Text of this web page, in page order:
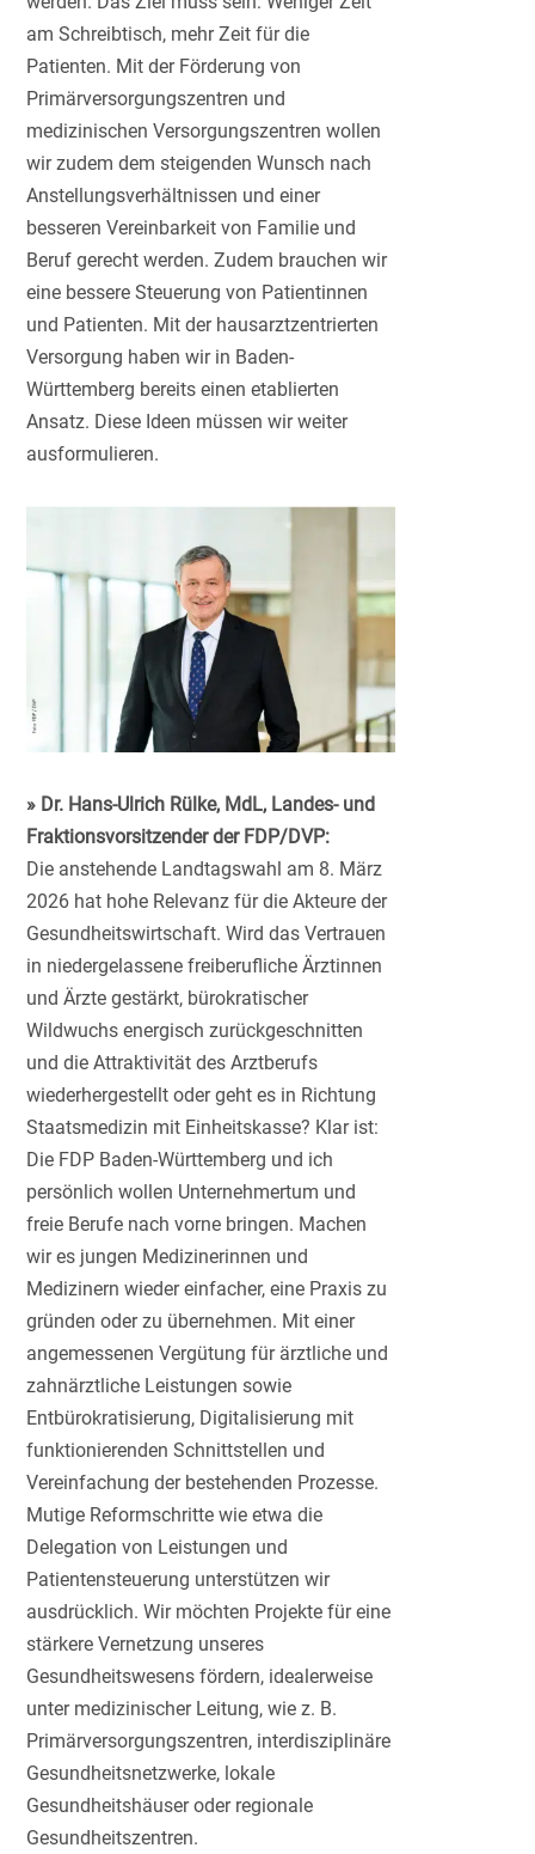
am Schreibtisch, mehr Zeit für die
Patienten. Mit der Förderung von
Primärversorgungszentren und
medizinischen Versorgungszentren wollen
wir zudem dem steigenden Wunsch nach
Anstellungsverhältnissen und einer
besseren Vereinbarkeit von Familie und
Beruf gerecht werden. Zudem brauchen wir
eine bessere Steuerung von Patientinnen
und Patienten. Mit der hausarztzentrierten
Versorgung haben wir in Baden-
Württemberg bereits einen etablierten
Ansatz. Diese Ideen müssen wir weiter
ausformulieren.
» Dr. Hans-Ulrich Rülke, MdL, Landes- und
Fraktionsvorsitzender der FDP/DVP:
Die anstehende Landtagswahl am 8. März
2026 hat hohe Relevanz für die Akteure der
Gesundheitswirtschaft. Wird das Vertrauen
in niedergelassene freiberufliche Ärztinnen
und Ärzte gestärkt, bürokratischer
Wildwuchs energisch zurückgeschnitten
und die Attraktivität des Arztberufs
wiederhergestellt oder geht es in Richtung
Staatsmedizin mit Einheitskasse? Klar ist:
Die FDP Baden-Württemberg und ich
persönlich wollen Unternehmertum und
freie Berufe nach vorne bringen. Machen
wir es jungen Medizinerinnen und
Medizinern wieder einfacher, eine Praxis zu
gründen oder zu übernehmen. Mit einer
angemessenen Vergütung für ärztliche und
zahnärztliche Leistungen sowie
Entbürokratisierung, Digitalisierung mit
funktionierenden Schnittstellen und
Vereinfachung der bestehenden Prozesse.
Mutige Reformschritte wie etwa die
Delegation von Leistungen und
Patientensteuerung unterstützen wir
ausdrücklich. Wir möchten Projekte für eine
stärkere Vernetzung unseres
Gesundheitswesens fördern, idealerweise
unter medizinischer Leitung, wie z. B.
Primärversorgungszentren, interdisziplinäre
Gesundheitsnetzwerke, lokale
Gesundheitshäuser oder regionale
Gesundheitszentren.